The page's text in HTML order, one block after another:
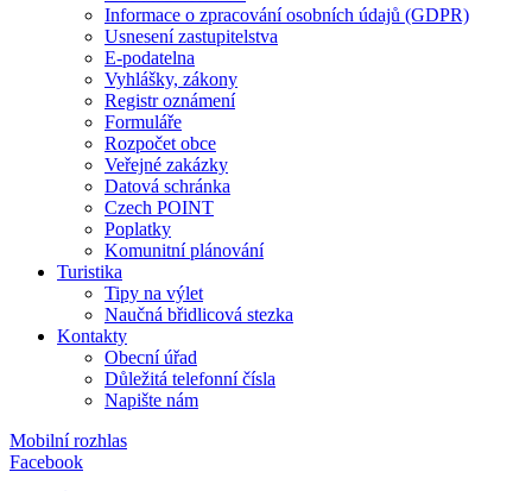
Informace o zpracování osobních údajů (GDPR)
Usnesení zastupitelstva
E-podatelna
Vyhlášky, zákony
Registr oznámení
Formuláře
Rozpočet obce
Veřejné zakázky
Datová schránka
Czech POINT
Poplatky
Komunitní plánování
Turistika
Tipy na výlet
Naučná břidlicová stezka
Kontakty
Obecní úřad
Důležitá telefonní čísla
Napište nám
Mobilní rozhlas
Facebook